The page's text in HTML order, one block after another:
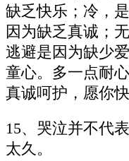
缺乏快乐；冷，
因为缺乏真诚；
逃避是因为缺少
童心。多一点耐
真诚呵护，愿你
15、哭泣并不代
太久。